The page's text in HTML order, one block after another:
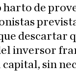
de
descartar
inversor
capital, sin